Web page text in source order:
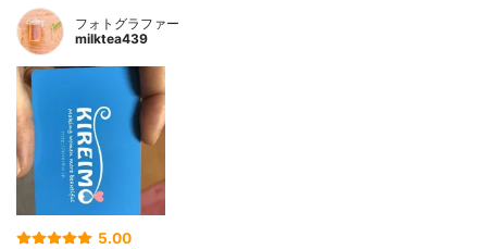
フォトグラファー
milktea439
5.00